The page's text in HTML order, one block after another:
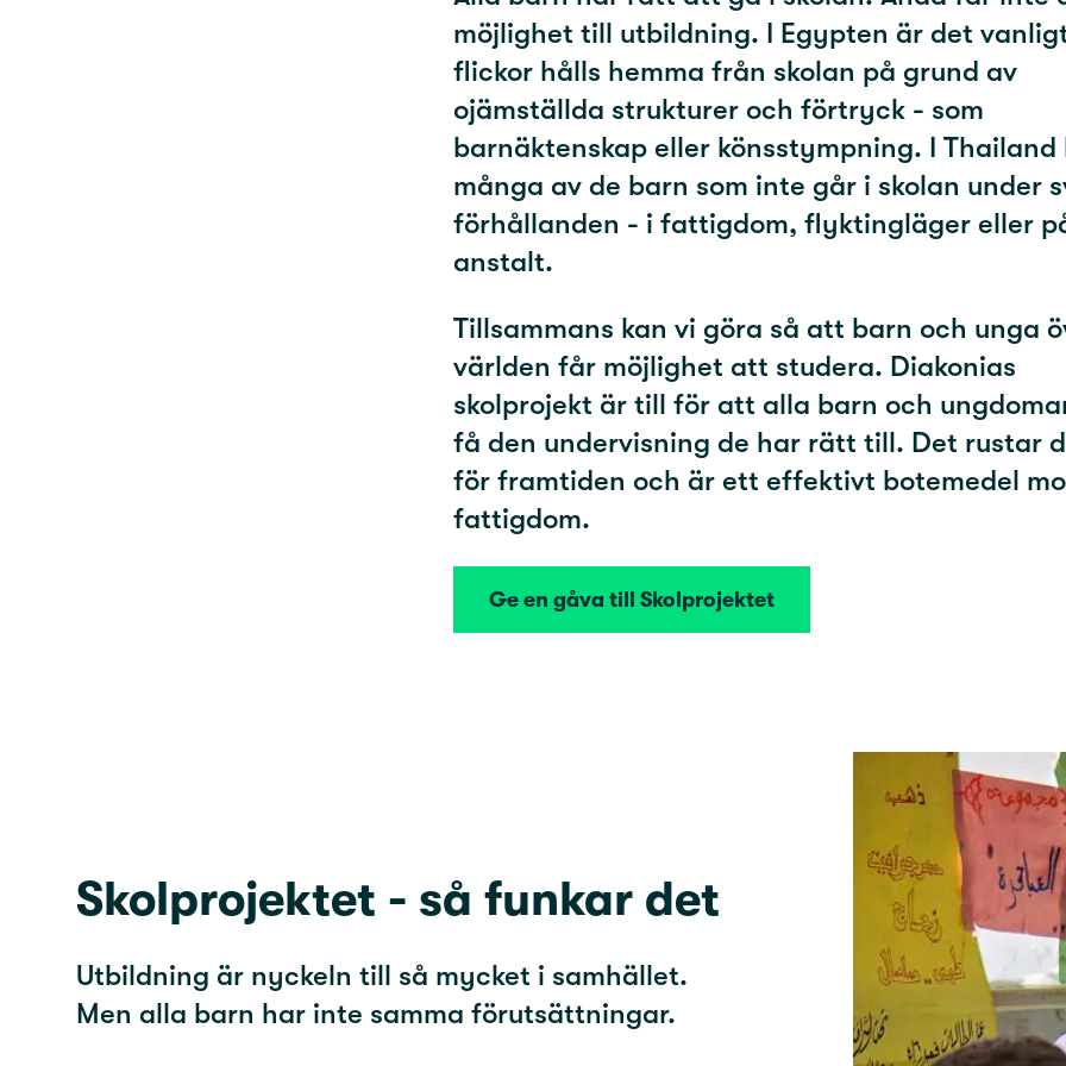
möjlighet till utbildning. I Egypten är det
flickor hålls hemma från skolan på grund av
ojämställda strukturer och förtryck - som
barnäktenskap eller könsstympning. I Thailand
många av de barn som inte går i skolan under
förhållanden - i fattigdom, flyktingläger eller
anstalt.
Tillsammans kan vi göra så att barn och unga
världen får möjlighet att studera. Diakonias
skolprojekt är till för att alla barn och
få den undervisning de har rätt till. Det rustar
för framtiden och är ett effektivt botemedel
fattigdom.
Ge en gåva till Skolprojektet
Skolprojektet - så funkar det
Utbildning är nyckeln till så mycket i samhället.
Men alla barn har inte samma förutsättningar.